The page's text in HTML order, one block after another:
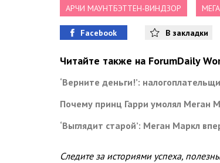
АРЧИ МАУНТБЭТТЕН-ВИНДЗОР
Facebook В закладки
Читайте также на ForumDaily
‘Верните деньги!’:
Почему принц Гарри умолял Меган
‘Выглядит старой’: Меган Маркл
Следите за историями успеха,